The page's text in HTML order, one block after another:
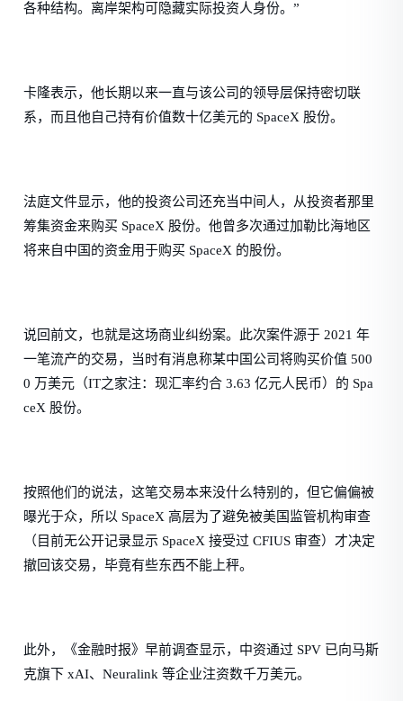
各种结构。离岸架构可隐藏实际投资人身份。”
卡隆表示，他长期以来一直与该公司的领导层保持密切联
系，而且他自己持有价值数十亿美元的 SpaceX 股份。
法庭文件显示，他的投资公司还充当中间人，从投资者那里
筹集资金来购买 SpaceX 股份。他曾多次通过加勒比海地区
将来自中国的资金用于购买 SpaceX 的股份。
说回前文，也就是这场商业纠纷案。此次案件源于 2021 年
一笔流产的交易，当时有消息称某中国公司将购买价值 500
0 万美元（IT之家注：现汇率约合 3.63 亿元人民币）的 Spa
ceX 股份。
按照他们的说法，这笔交易本来没什么特别的，但它偏偏被
曝光于众，所以 SpaceX 高层为了避免被美国监管机构审查
（目前无公开记录显示 SpaceX 接受过 CFIUS 审查）才决定
撤回该交易，毕竟有些东西不能上秤。
此外，《金融时报》早前调查显示，中资通过 SPV 已向马斯
克旗下 xAI、Neuralink 等企业注资数千万美元。